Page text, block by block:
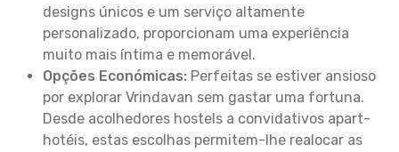
designs únicos e um serviço altamente
personalizado, proporcionam uma experiência
muito mais íntima e memorável.
Opções Económicas: Perfeitas se estiver ansioso
por explorar Vrindavan sem gastar uma fortuna.
Desde acolhedores hostels a convidativos apart-
hotéis, estas escolhas permitem-lhe realocar as